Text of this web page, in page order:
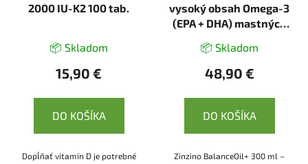
2000 IU-K2 100 tab.
📦 Skladom
15,90 €
DO KOŠÍKA
Dopĺňať vitamín D je potrebné
vysoký obsah Omega-3
(EPA + DHA) mastných
📦 Skladom
48,90 €
DO KOŠÍKA
Zinzino BalanceOil+ 300 ml –